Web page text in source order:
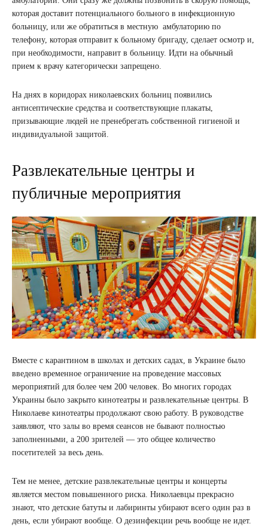
которая доставит потенциального больного в инфекционную
больницу, или же обратиться в местную амбулаторию по
телефону, которая отправит к больному бригаду, сделает осмотр и,
при необходимости, направит в больницу. Идти на обычный
прием к врачу категорически запрещено.
На днях в коридорах николаевских больниц появились
антисептические средства и соответствующие плакаты,
призывающие людей не пренебрегать собственной гигиеной и
индивидуальной защитой.
Развлекательные центры и
публичные мероприятия
Вместе с карантином в школах и детских садах, в Украине было
введено временное ограничение на проведение массовых
мероприятий для более чем 200 человек. Во многих городах
Украины было закрыто кинотеатры и развлекательные центры. В
Николаеве кинотеатры продолжают свою работу. В руководстве
заявляют, что залы во время сеансов не бывают полностью
заполненными, а 200 зрителей — это общее количество
посетителей за весь день.
Тем не менее, детские развлекательные центры и концерты
является местом повышенного риска. Николаевцы прекрасно
знают, что детские батуты и лабиринты убирают всего один раз в
день, если убирают вообще. О дезинфекции речь вообще не идет.